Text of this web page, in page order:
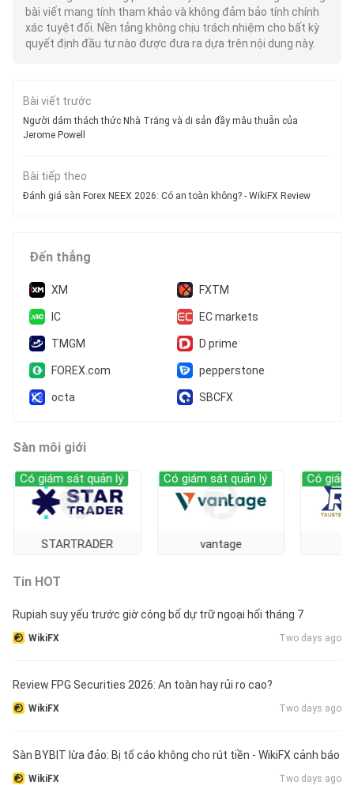
bài viết mang tính tham khảo và không đảm bảo tính chính
xác tuyệt đối. Nền tảng không chịu trách nhiệm cho bất kỳ
quyết định đầu tư nào được đưa ra dựa trên nội dung này.
Bài viết trước
Người dám thách thức Nhà Trắng và di sản đầy mâu thuẫn của
Jerome Powell
Bài tiếp theo
Đánh giá sàn Forex NEEX 2026: Có an toàn không? - WikiFX Review
Đến thẳng
XM FXTM
IC EC markets
TMGM D prime
FOREX.com pepperstone
octa SBCFX
Sàn môi giới
STARTRADER
giám sát quản lý
vantage
Có giám sát quản lý Có giám
Tin HOT
Rupiah suy yếu trước giờ công bố dự trữ ngoại hối tháng 7
WikiFX Two days ago
Review FPG Securities 2026: An toàn hay rủi ro cao?
WikiFX Two days ago
Sàn BYBIT lừa đảo: Bị tố cáo không cho rút tiền - WikiFX cảnh báo
WikiFX Two days ago